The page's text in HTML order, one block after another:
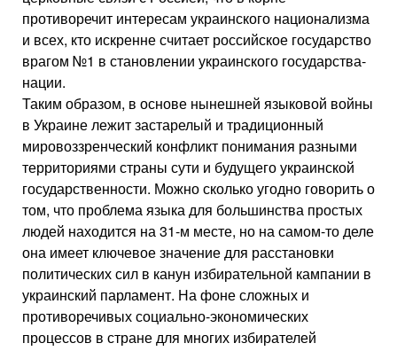
противоречит интересам украинского национализма
и всех, кто искренне считает российское государство
врагом №1 в становлении украинского государства-
нации.
Таким образом, в основе нынешней языковой войны
в Украине лежит застарелый и традиционный
мировоззренческий конфликт понимания разными
территориями страны сути и будущего украинской
государственности. Можно сколько угодно говорить о
том, что проблема языка для большинства простых
людей находится на 31-м месте, но на самом-то деле
она имеет ключевое значение для расстановки
политических сил в канун избирательной кампании в
украинский парламент. На фоне сложных и
противоречивых социально-экономических
процессов в стране для многих избирателей